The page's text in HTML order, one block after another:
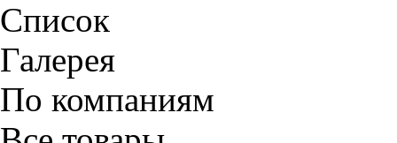
Список
Галерея
По компаниям